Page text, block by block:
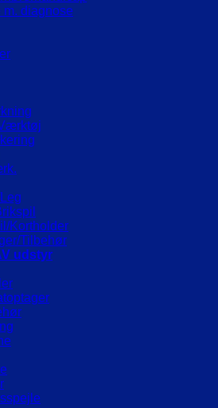
m. diagnose
Kortholder
Tilbehør
udstyr